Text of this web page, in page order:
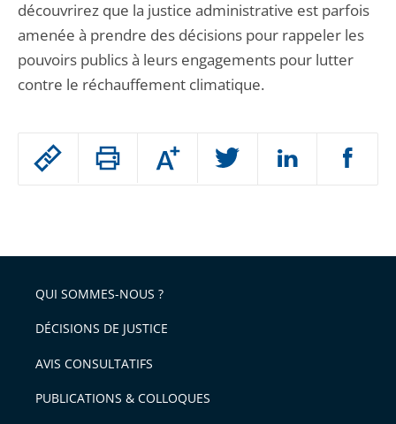
Passer
arriver
après
Augmenter
ou
l'article
pour
avant
découvrirez que la justice administrative est parfois
amenée à prendre des décisions pour rappeler les
pouvoirs publics à leurs engagements pour lutter
contre le réchauffement climatique.
QUI SOMMES-NOUS ?
DÉCISIONS DE JUSTICE
AVIS CONSULTATIFS
PUBLICATIONS & COLLOQUES